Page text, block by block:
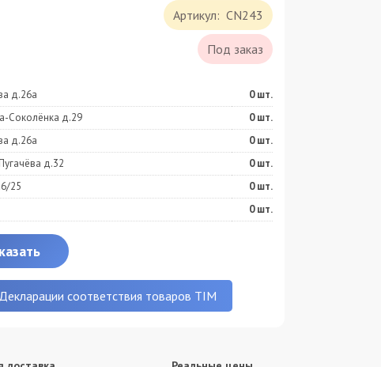
Артикул: CN243
Под заказ
д.26а 0шт.
Соколёнка д.29
0шт.
д.26а
0шт.
д.32
0шт.
25
0шт.
0шт.
соответствия товаров TIM